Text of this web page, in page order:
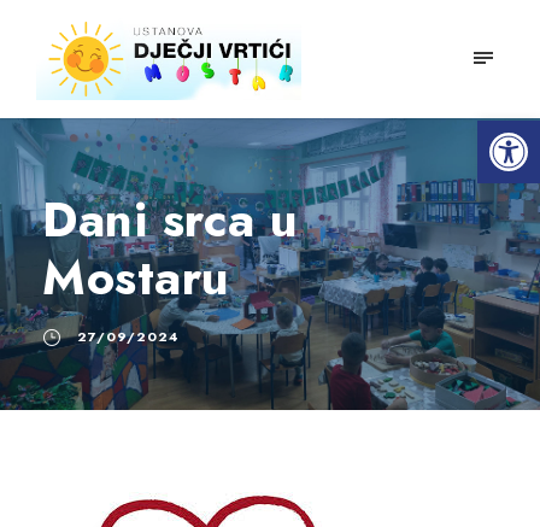
Open toolbar
Dani srca u
Mostaru
27/09/2024